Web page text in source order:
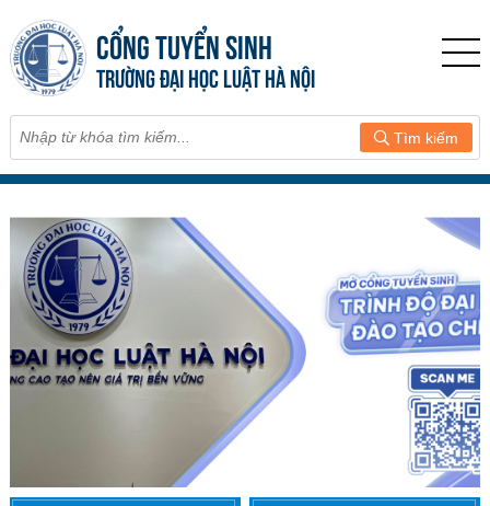
CỔNG TUYỂN SINH
TRƯỜNG ĐẠI HỌC LUẬT HÀ NỘI
Tìm kiếm